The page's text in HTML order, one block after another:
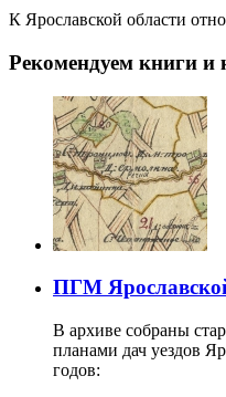
К Ярославской области
Рекомендуем книги и
ПГМ
В архиве собраны
планами дач уездов
годов: